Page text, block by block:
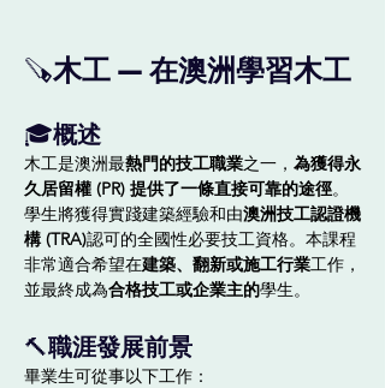
🪚木工 — 在澳洲學習木工
🎓概述
木工是澳洲最熱門的技工職業之一， 為獲得永
久居留權 (PR) 提供了一條直接可靠的途徑。
學生將獲得實踐建築經驗和由澳洲技工認證機
構 (TRA)認可的全國性必要技工資格。本課程
非常適合希望在建築、翻新或施工行業工作，
並最終成為合格技工或企業主的學生。
🔨職涯發展前景
畢業生可從事以下工作：